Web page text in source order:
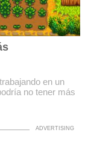
en un
no tener más